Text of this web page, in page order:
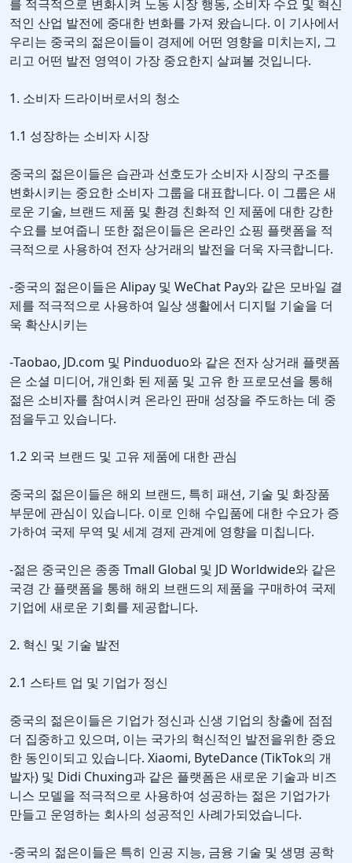
를 적극적으로 변화시켜 노동 시장 행동, 소비자 수요 및 혁신
적인 산업 발전에 중대한 변화를 가져 왔습니다. 이 기사에서
우리는 중국의 젊은이들이 경제에 어떤 영향을 미치는지, 그
리고 어떤 발전 영역이 가장 중요한지 살펴볼 것입니다.
1. 소비자 드라이버로서의 청소
1.1 성장하는 소비자 시장
중국의 젊은이들은 습관과 선호도가 소비자 시장의 구조를
변화시키는 중요한 소비자 그룹을 대표합니다. 이 그룹은 새
로운 기술, 브랜드 제품 및 환경 친화적 인 제품에 대한 강한
수요를 보여줍니 또한 젊은이들은 온라인 쇼핑 플랫폼을 적
극적으로 사용하여 전자 상거래의 발전을 더욱 자극합니다.
-중국의 젊은이들은 Alipay 및 WeChat Pay와 같은 모바일 결
제를 적극적으로 사용하여 일상 생활에서 디지털 기술을 더
욱 확산시키는
-Taobao, JD.com 및 Pinduoduo와 같은 전자 상거래 플랫폼
은 소셜 미디어, 개인화 된 제품 및 고유 한 프로모션을 통해
젊은 소비자를 참여시켜 온라인 판매 성장을 주도하는 데 중
점을두고 있습니다.
1.2 외국 브랜드 및 고유 제품에 대한 관심
중국의 젊은이들은 해외 브랜드, 특히 패션, 기술 및 화장품
부문에 관심이 있습니다. 이로 인해 수입품에 대한 수요가 증
가하여 국제 무역 및 세계 경제 관계에 영향을 미칩니다.
-젊은 중국인은 종종 Tmall Global 및 JD Worldwide와 같은
국경 간 플랫폼을 통해 해외 브랜드의 제품을 구매하여 국제
기업에 새로운 기회를 제공합니다.
2. 혁신 및 기술 발전
2.1 스타트 업 및 기업가 정신
중국의 젊은이들은 기업가 정신과 신생 기업의 창출에 점점
더 집중하고 있으며, 이는 국가의 혁신적인 발전을위한 중요
한 동인이되고 있습니다. Xiaomi, ByteDance (TikTok의 개
발자) 및 Didi Chuxing과 같은 플랫폼은 새로운 기술과 비즈
니스 모델을 적극적으로 사용하여 성공하는 젊은 기업가가
만들고 운영하는 회사의 성공적인 사례가되었습니다.
-중국의 젊은이들은 특히 인공 지능, 금융 기술 및 생명 공학